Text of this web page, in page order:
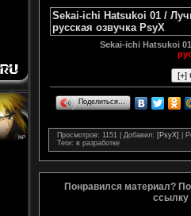
Sekai-ichi Hatsukoi 01 /
русская озвучка PsyX
Sekai-ichi Hatsukoi
Поделиться…
Просмотров: 1151 | Добавил: [PsyX]
Теги: в разработке
Понравился материал?
ссылку